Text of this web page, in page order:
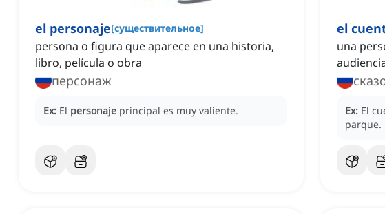
el personaje[существительное]
persona o figura que aparece en una historia,
libro, película o obra
персонаж
Ex: El personaje principal es muy valiente.
el
una
Ex: El
parque.